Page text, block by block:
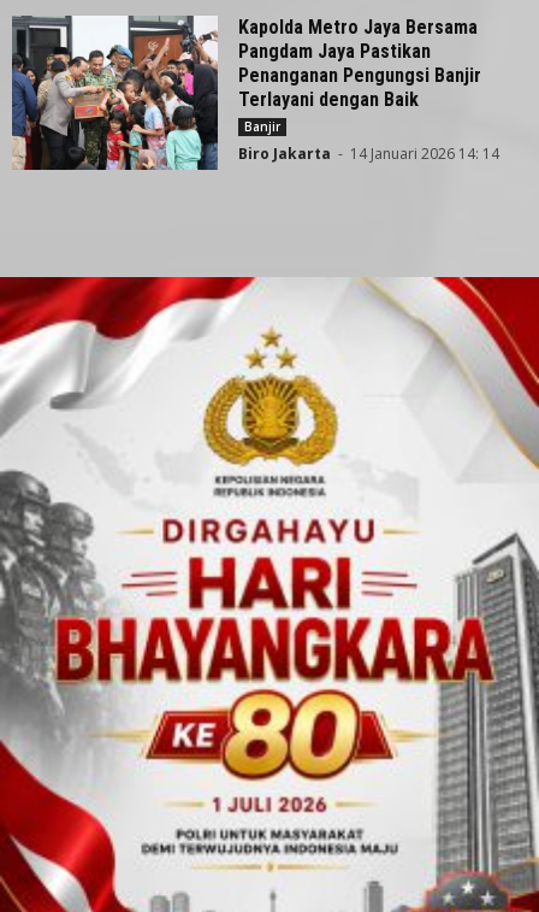
Kapolda Metro Jaya Bersama
Pangdam Jaya Pastikan
Penanganan Pengungsi Banjir
Terlayani dengan Baik
Banjir
Biro Jakarta - 14 Januari 2026 14: 14